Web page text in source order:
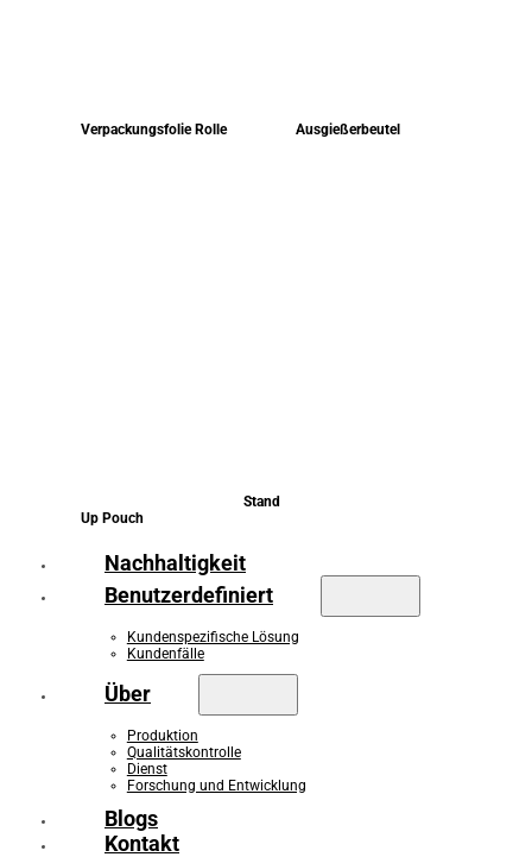
Verpackungsfolie Rolle Ausgießerbeutel
Stand
Up Pouch
Nachhaltigkeit
Benutzerdefiniert
Kundenspezifische Lösung
Kundenfälle
Über
Produktion
Qualitätskontrolle
Dienst
Forschung und Entwicklung
Blogs
Kontakt